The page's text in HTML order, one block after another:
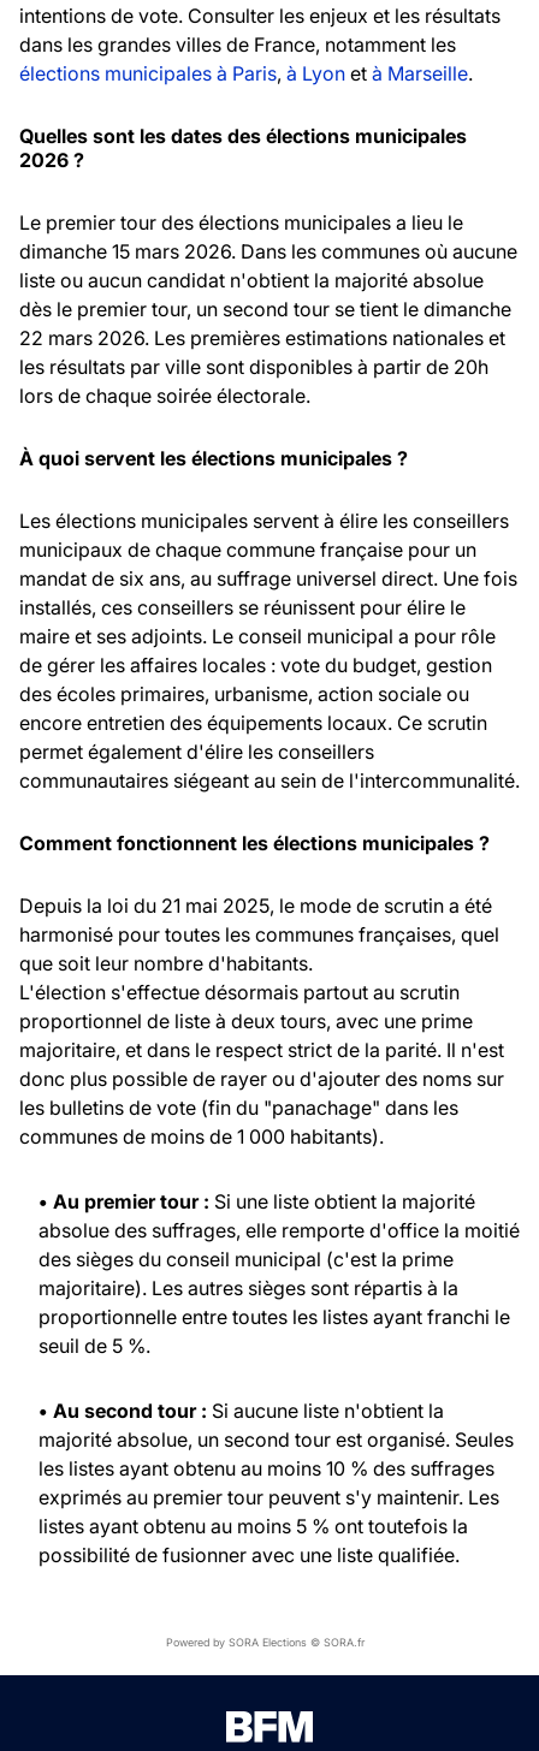
intentions de vote. Consulter les enjeux et les résultats
dans les grandes villes de France, notamment les
élections municipales à Paris, à Lyon et à Marseille.
Quelles sont les dates des élections municipales
2026 ?
Le premier tour des élections municipales a lieu le
dimanche 15 mars 2026. Dans les communes où aucune
liste ou aucun candidat n'obtient la majorité absolue
dès le premier tour, un second tour se tient le dimanche
22 mars 2026. Les premières estimations nationales et
les résultats par ville sont disponibles à partir de 20h
lors de chaque soirée électorale.
À quoi servent les élections municipales ?
Les élections municipales servent à élire les conseillers
municipaux de chaque commune française pour un
mandat de six ans, au suffrage universel direct. Une fois
installés, ces conseillers se réunissent pour élire le
maire et ses adjoints. Le conseil municipal a pour rôle
de gérer les affaires locales : vote du budget, gestion
des écoles primaires, urbanisme, action sociale ou
encore entretien des équipements locaux. Ce scrutin
permet également d'élire les conseillers
communautaires siégeant au sein de l'intercommunalité.
Comment fonctionnent les élections municipales ?
Depuis la loi du 21 mai 2025, le mode de scrutin a été
harmonisé pour toutes les communes françaises, quel
que soit leur nombre d'habitants.
L'élection s'effectue désormais partout au scrutin
proportionnel de liste à deux tours, avec une prime
majoritaire, et dans le respect strict de la parité. Il n'est
donc plus possible de rayer ou d'ajouter des noms sur
les bulletins de vote (fin du "panachage" dans les
communes de moins de 1 000 habitants).
• Au premier tour : Si une liste obtient la majorité
absolue des suffrages, elle remporte d'office la moitié
des sièges du conseil municipal (c'est la prime
majoritaire). Les autres sièges sont répartis à la
proportionnelle entre toutes les listes ayant franchi le
seuil de 5 %.
• Au second tour : Si aucune liste n'obtient la
majorité absolue, un second tour est organisé. Seules
les listes ayant obtenu au moins 10 % des suffrages
exprimés au premier tour peuvent s'y maintenir. Les
listes ayant obtenu au moins 5 % ont toutefois la
possibilité de fusionner avec une liste qualifiée.
Powered by SORA Elections © SORA.fr